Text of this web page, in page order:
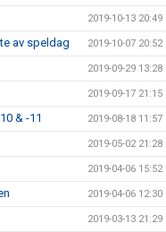
2019-10-13 20:49
av speldag 2019-10-07 20:52
2019-09-29 13:28
2019-09-17 21:15
& -11 2019-08-18 11:57
2019-05-02 21:28
2019-04-06 15:52
2019-04-06 12:30
2019-03-13 21:29